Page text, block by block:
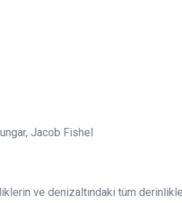
Jacob Fishel
ve denizaltındaki tüm